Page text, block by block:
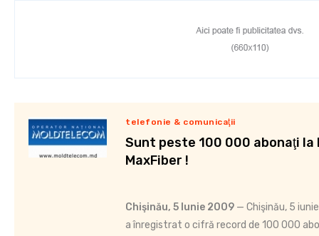
telefonie & comunicaţii
Sunt peste 100 000 abonaţi la
MaxFiber !
Chişinău, 5 Iunie 2009 — Chişinău, 5
a înregistrat o cifră record de 100 000